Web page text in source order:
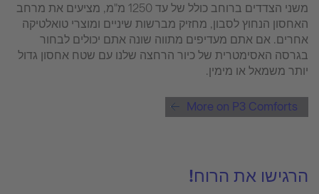
משני הצדדים ברוחב כולל של עד 1250 מ"מ, מציעים את מרחב
האחסון הנחוץ לסבון, מחזיק מברשות שיניים ומוצרי טואלטיקה
אחרים. אם אתם מעדיפים מתווה שונה אתם יכולים לבחור
בגרסה האסימטרית של כיור הרחצה שלנו עם שטח אחסון גדול
יותר משמאל או מימין.
More on P3 Comforts
הרגישו את הרוח!